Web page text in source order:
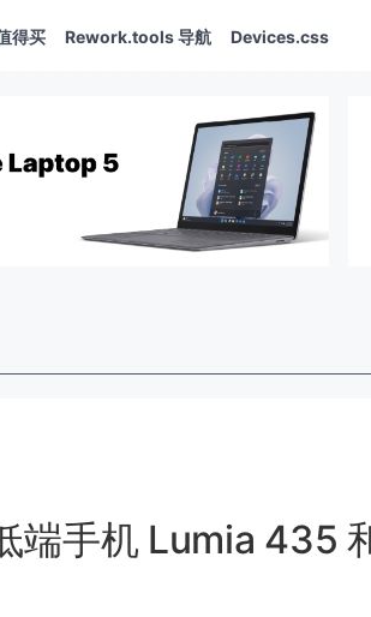
得买 Rework.tools 导航 Devices.css
端手机 Lumia 435